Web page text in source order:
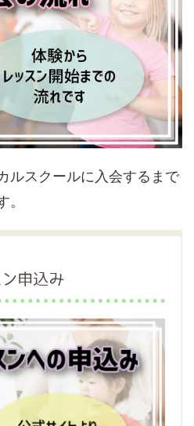
ルスクールに入会するまで
申込み